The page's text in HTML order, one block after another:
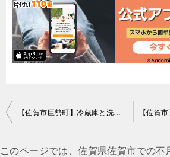
投
ナ
【佐賀市巨勢町】冷蔵庫と洗濯機の回収処分ご依頼 お客様の声
このページでは、佐賀県佐賀市での不